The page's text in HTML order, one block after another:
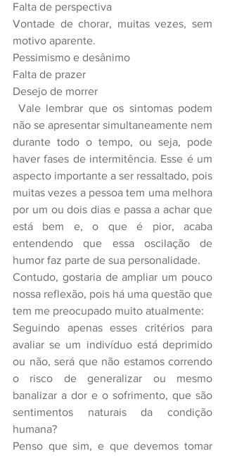
Falta de perspectiva
Vontade de chorar, muitas vezes, sem
motivo aparente.
Pessimismo e desânimo
Falta de prazer
Desejo de morrer
não se apresentar simultaneamente nem
durante todo o tempo, ou seja, pode
haver fases de intermitência. Esse é um
aspecto importante a ser ressaltado, pois
muitas vezes a pessoa tem uma melhora
por um ou dois dias e passa a achar que
está bem e, o que é pior, acaba
entendendo que essa oscilação de
humor faz parte de sua personalidade.
Contudo, gostaria de ampliar um pouco
nossa reflexão, pois há uma questão que
tem me preocupado muito atualmente:
Seguindo apenas esses critérios para
avaliar se um indivíduo está deprimido
ou não, será que não estamos correndo
o risco de generalizar ou mesmo
banalizar a dor e o sofrimento, que são
sentimentos naturais da condição
humana?
Penso que sim, e que devemos tomar